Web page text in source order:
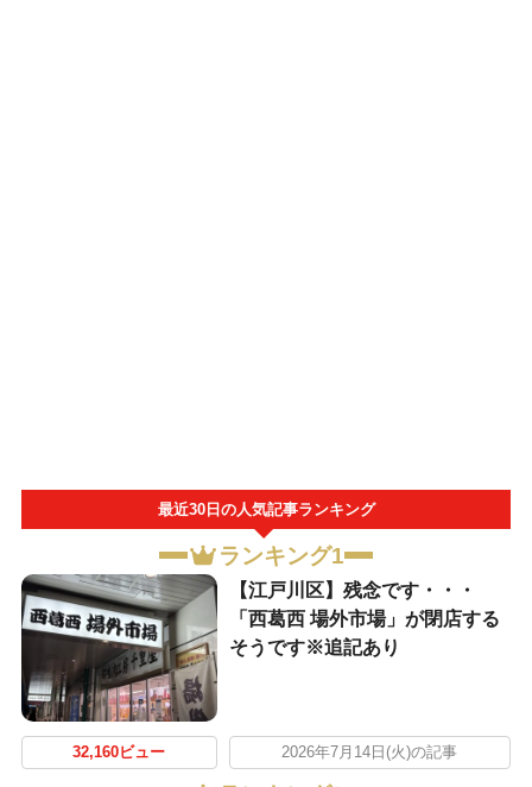
最近30日の人気記事ランキング
ランキング1
【江戸川区】残念です・・・
「西葛西 場外市場」が閉店する
そうです※追記あり
32,160ビュー 2026年7月14日(火)の記事